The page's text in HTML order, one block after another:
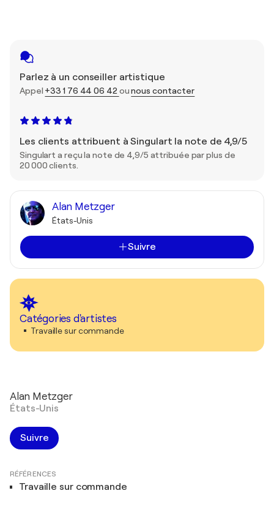
Parlez à un conseiller artistique
Appel +33 1 76 44 06 42 ounous contacter
Les clients attribuent à Singulart la note de 4,9/5
Singulart a reçu la note de 4,9/5 attribuée par plus de
20 000 clients.
Alan Metzger
États-Unis
Suivre
Catégories d'artistes
Travaille sur commande
Alan Metzger
États-Unis
Suivre
RÉFÉRENCES
Travaille sur commande